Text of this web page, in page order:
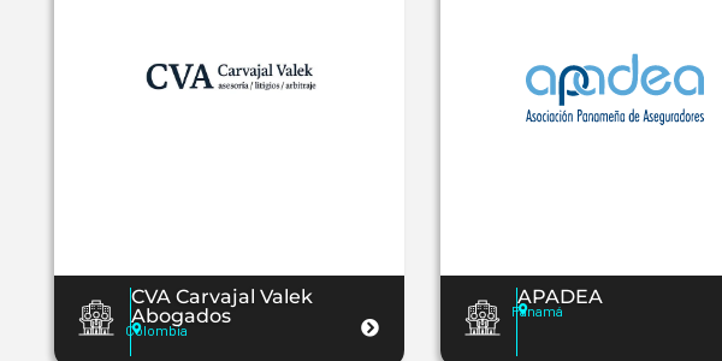
CVA Carvajal Valek
Abogados
Colombia
APADEA
Panamá